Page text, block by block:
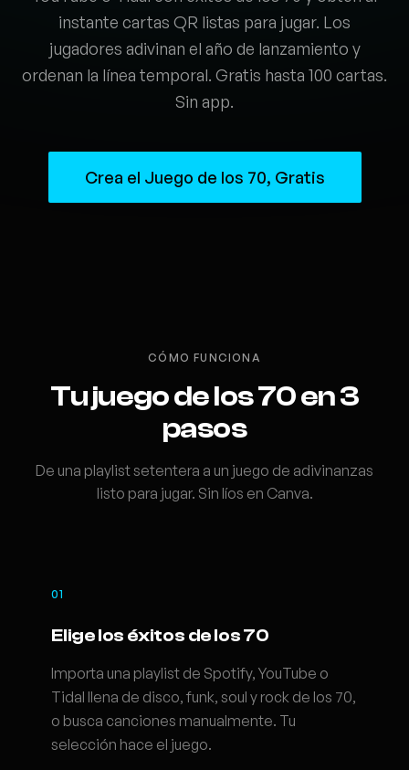
instante cartas QR listas para jugar. Los
jugadores adivinan el año de lanzamiento y
ordenan la línea temporal. Gratis hasta 100 cartas.
Sin app.
Crea el Juego de los 70, Gratis
CÓMO FUNCIONA
Tu juego de los 70 en 3
pasos
De una playlist setentera a un juego de adivinanzas
listo para jugar. Sin líos en Canva.
01
Elige los éxitos de los 70
Importa una playlist de Spotify, YouTube o
Tidal llena de disco, funk, soul y rock de los 70,
o busca canciones manualmente. Tu
selección hace el juego.